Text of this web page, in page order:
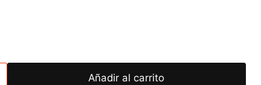
Añadir al carrito